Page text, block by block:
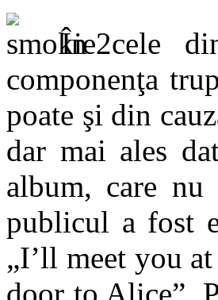
În cele
componenţa
poate şi din
dar mai ales
album, care
publicul a fost
„I’ll meet you
door to Alice”.